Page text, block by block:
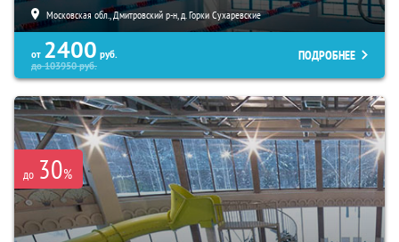
Московская обл., Дмитровский р-н, д. Горки Сухаревские
от 2400 руб.
до103950руб.
ПОДРОБНЕЕ
до 30%